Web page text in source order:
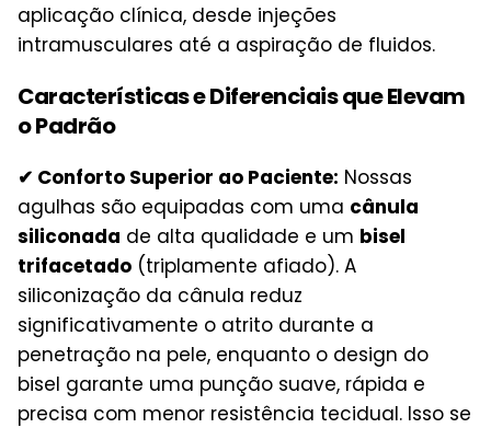
aplicação clínica, desde injeções
intramusculares até a aspiração de fluidos.
Características e Diferenciais que Elevam
o Padrão
✔ Conforto Superior ao Paciente: Nossas
agulhas são equipadas com uma cânula
siliconada de alta qualidade e um bisel
trifacetado (triplamente afiado). A
siliconização da cânula reduz
significativamente o atrito durante a
penetração na pele, enquanto o design do
bisel garante uma punção suave, rápida e
precisa com menor resistência tecidual. Isso se